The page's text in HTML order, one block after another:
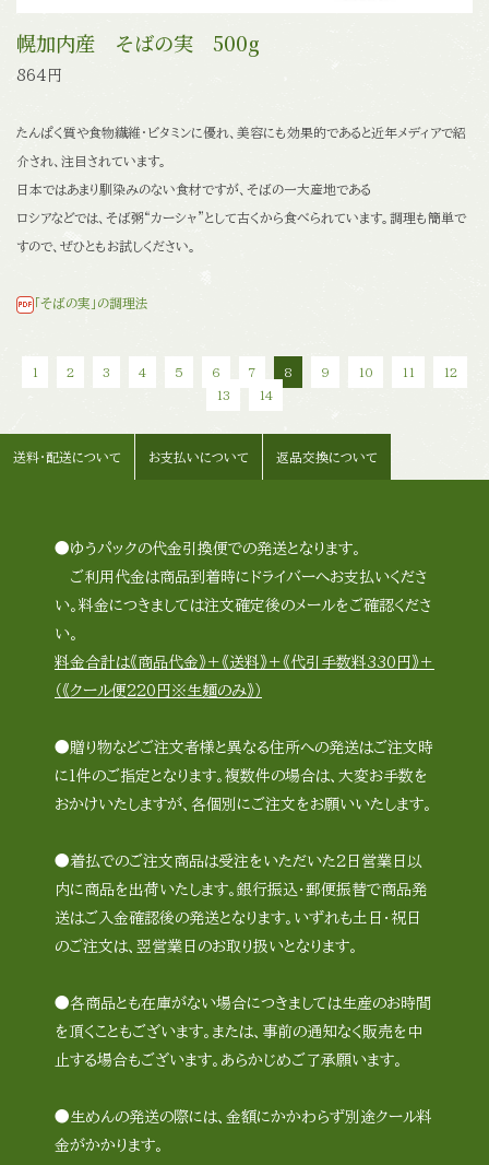
幌加内産 そばの実 500g
864円
たんぱく質や食物繊維・ビタミンに優れ、美容にも効果的であると近年メディアで紹
介され、注目されています。
日本ではあまり馴染みのない食材ですが、そばの一大産地である
ロシアなどでは、そば粥“カーシャ”として古くから食べられています。 調理も簡単で
すので、ぜひともお試しください。
「そばの実」の調理法
1 2 3 4 5 6 7 8 9 10 11
12
13
14
送料・配送について お支払いについて 返品交換について
●ゆうパックの代金引換便での発送となります。
ご利用代金は商品到着時にドライバーへお支払いくださ
い。料金につきましては注文確定後のメールをご確認くださ
い。
料金合計は《商品代金》＋《送料》＋《代引手数料330円》＋
（《クール便220円※生麺のみ》）
●贈り物などご注文者様と異なる住所への発送はご注文時
に1件のご指定となります。複数件の場合は、大変お手数を
おかけいたしますが、各個別にご注文をお願いいたします。
●着払でのご注文商品は受注をいただいた2日営業日以
内に商品を出荷いたします。銀行振込・郵便振替で商品発
送はご入金確認後の発送となります。いずれも土日・祝日
のご注文は、翌営業日のお取り扱いとなります。
●各商品とも在庫がない場合につきましては生産のお時間
を頂くこともございます。または、事前の通知なく販売を中
止する場合もございます。あらかじめご了承願います。
●生めんの発送の際には、金額にかかわらず別途クール料
金がかかります。